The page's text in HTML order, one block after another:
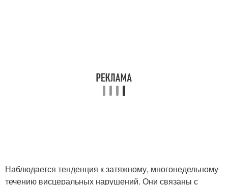
Наблюдается тенденция к затяжному, многонедельному
течению висцеральных нарушений. Они связаны с